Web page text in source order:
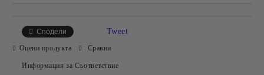
Сподели Tweet
Оцени продукта Сравни
Информация за Съответствие